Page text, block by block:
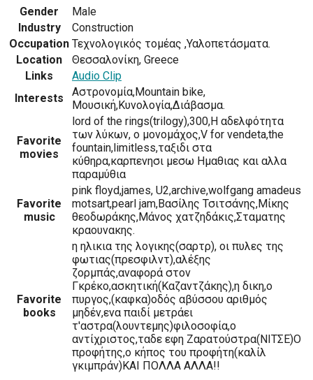
Gender
Male
Industry
Construction
Occupation Τεχνολογικός τομέας ,Υαλοπετάσματα.
Location
Θεσσαλονίκη, Greece
Links
Audio Clip
Interests
Αστρονομία,Mountain bike,
Μουσική,Κυνολογία,Διάβασμα.
Favorite
movies
lord of the rings(trilogy),300,Η αδελφότητα
των λύκων, ο μονομάχος,V for vendeta,the
fountain,limitless,ταξιδι στα
κύθηρα,καρπενησι μεσω Ημαθιας και αλλα
παραμύθια
Favorite
music
pink floyd,james, U2,archive,wolfgang amadeus
motsart,pearl jam,Βασίλης Τσιτσάνης,Μίκης
θεοδωράκης,Μάνος χατζηδάκις,Σταματης
κραουνακης.
Favorite
books
η ηλικια της λογικης(σαρτρ), οι πυλες της
φωτιας(πρεσφιλντ),αλέξης
ζορμπάς,αναφορά στον
Γκρέκο,ασκητική(Καζαντζάκης),η δικη,ο
πυργος,(καφκα)οδός αβύσσου αριθμός
μηδέν,ενα παιδί μετράει
τ'αστρα(λουντεμης)φιλοσοφία,ο
αντίχριστος,ταδε εφη Ζαρατούστρα(ΝΙΤΣΕ)Ο
προφήτης,ο κήπος του προφήτη(καλίλ
γκιμπράν)ΚΑΙ ΠΟΛΛΑ ΑΛΛΑ!!